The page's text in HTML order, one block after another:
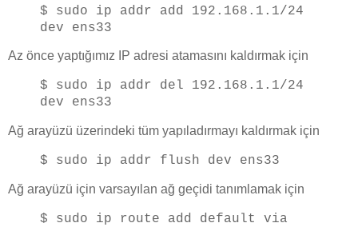
$ sudo ip addr add 192.168.1.1/24
dev ens33
Az önce yaptığımız IP adresi atamasını kaldırmak için
$ sudo ip addr del 192.168.1.1/24
dev ens33
Ağ arayüzü üzerindeki tüm yapıladırmayı kaldırmak için
$ sudo ip addr flush dev ens33
Ağ arayüzü için varsayılan ağ geçidi tanımlamak için
$ sudo ip route add default via